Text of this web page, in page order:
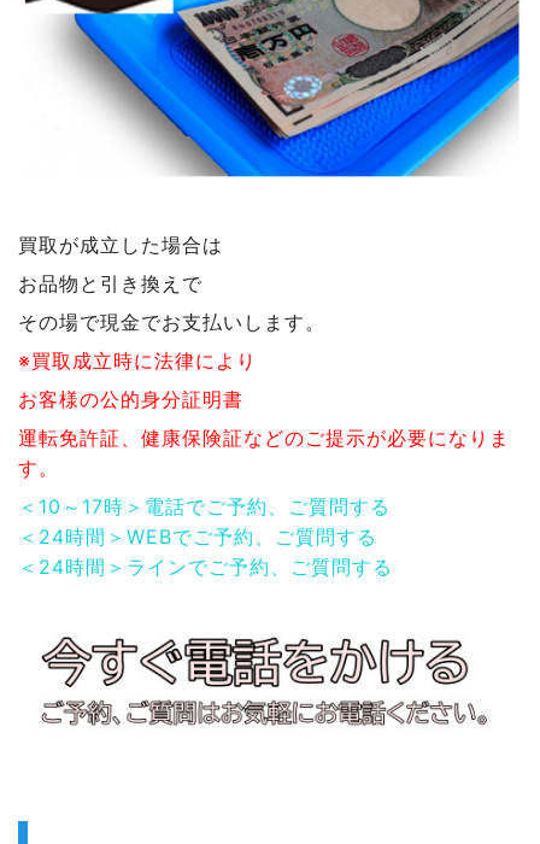
買取が成立した場合は
お品物と引き換えで
その場で現金でお支払いします。
※買取成立時に法律により
お客様の公的身分証明書
運転免許証、健康保険証などのご提示が必要になりま
す。
＜10～17時＞電話でご予約、ご質問する
＜24時間＞WEBでご予約、ご質問する
＜24時間＞ラインでご予約、ご質問する